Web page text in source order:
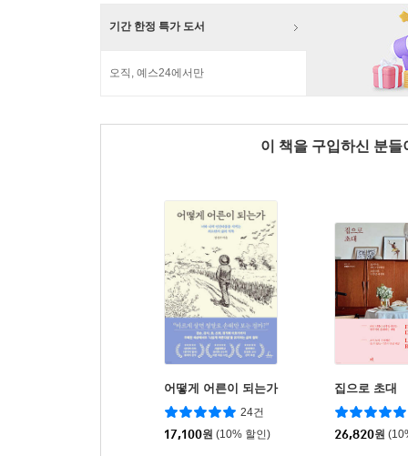
기간 한정 특가 도서
오직, 예스24에서만
이 책을 구입하신 분
어떻게 어른이 되는가
24건
17,100원 (10% 할인)
집으로 초대
26,820원